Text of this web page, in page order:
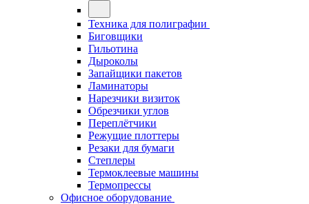
Техника для полиграфии
Биговщики
Гильотина
Дыроколы
Запайщики пакетов
Ламинаторы
Нарезчики визиток
Обрезчики углов
Переплётчики
Режущие плоттеры
Резаки для бумаги
Степлеры
Термоклеевые машины
Термопрессы
Офисное оборудование